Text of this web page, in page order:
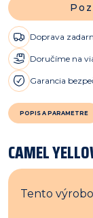
Doprava
Doručíme na
Garancia
POPIS A PARAMETRE
CAMEL
Tento